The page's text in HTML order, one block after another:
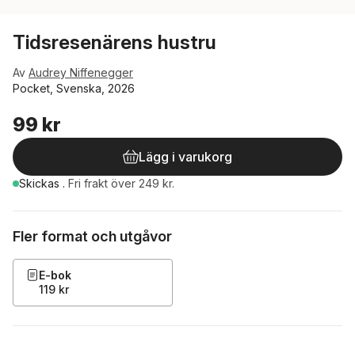
Tidsresenärens hustru
Av Audrey Niffenegger
Pocket, Svenska, 2026
99 kr
Lägg i varukorg
Skickas . Fri frakt över 249 kr.
Fler format och utgåvor
E-bok
119 kr